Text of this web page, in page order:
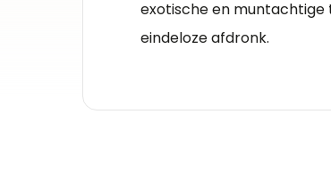
exotische en
eindeloze afdronk.